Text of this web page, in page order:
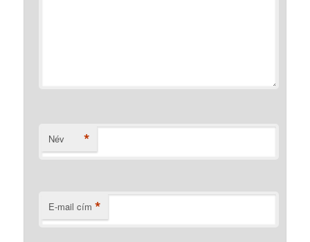
Név *
E-mail cím *